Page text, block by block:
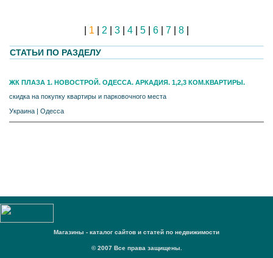
1 2 3 4 5 6 7 8
СТАТЬИ ПО РАЗДЕЛУ
ЖК ПЛАЗА 1. НОВОСТРОЙ. ОДЕССА. АРКАДИЯ. 1,2,3 КОМ.КВАРТИРЫ.
скидка на покупку квартиры и парковочного места
Украина | Одесса
Магазины - каталог сайтов и статей по недвижимости
© 2007 Все права защищены.